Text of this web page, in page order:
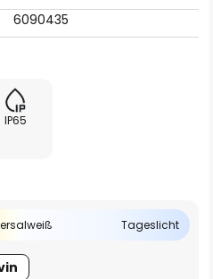
6090435
IP65
Tageslicht